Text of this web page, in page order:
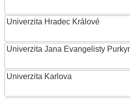
Univerzita Hradec Králové
Univerzita Jana Evangelisty
Univerzita Karlova